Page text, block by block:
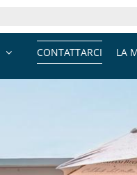
LA
CONTATTARCI